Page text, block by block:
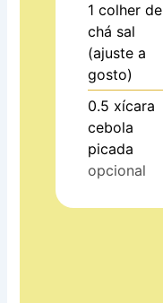
1 colher de
chá sal
(ajuste a
gosto)
0.5 xícara
cebola
picada
opcional